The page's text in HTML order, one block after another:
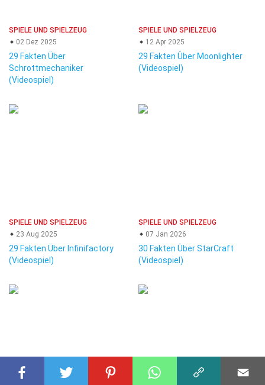
SPIELE UND SPIELZEUG
02 Dez 2025
29 Fakten Über
Schrottmechaniker
(Videospiel)
SPIELE UND SPIELZEUG
12 Apr 2025
29 Fakten Über Moonlighter
(Videospiel)
SPIELE UND SPIELZEUG
23 Aug 2025
29 Fakten Über Infinifactory
(Videospiel)
SPIELE UND SPIELZEUG
07 Jan 2026
30 Fakten Über StarCraft
(Videospiel)